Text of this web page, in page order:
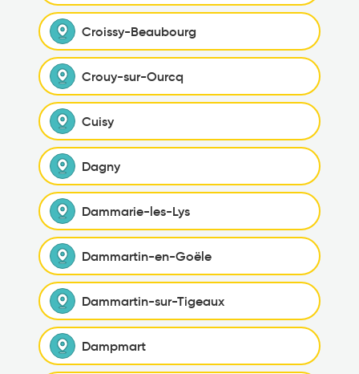
Croissy-Beaubourg
Crouy-sur-Ourcq
Cuisy
Dagny
Dammarie-les-Lys
Dammartin-en-Goële
Dammartin-sur-Tigeaux
Dampmart